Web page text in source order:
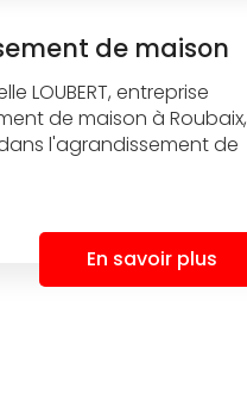
de maison
LOUBERT, entreprise
de maison à Roubaix,
l'agrandissement de
En savoir plus